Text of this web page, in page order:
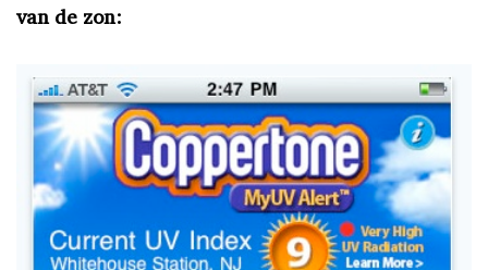
van de zon: